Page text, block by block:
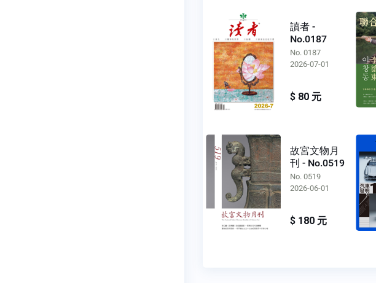
讀者 -
No.0187
No. 0187
2026-07-01
$ 80 元
故宮文物月
刊 - No.0519
No. 0519
2026-06-01
$ 180 元